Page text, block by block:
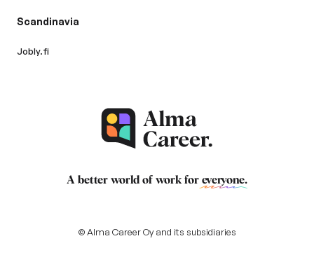
Scandinavia
Jobly.fi
A better world of work for everyone.
© Alma Career Oy and its subsidiaries